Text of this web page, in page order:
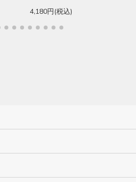
4,180円(税込)